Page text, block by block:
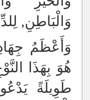
وَالْبَاطِنِ,
وَأَعْظَمُ
هُوَ بِهَذَا
طَوِيلَةً